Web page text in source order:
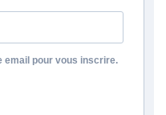
email pour vous inscrire.